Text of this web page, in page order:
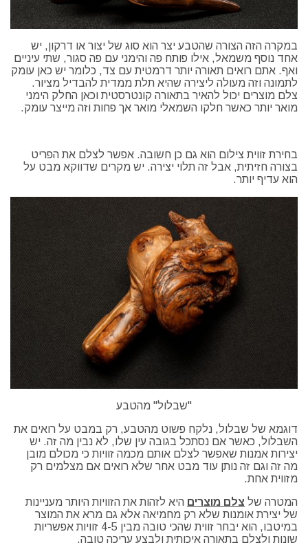
במקרה הזה הצורה שהטבע יצר הוא סוג של יצור או דרקון, יש
אחד נוסף משמאל, אילו פותח פה והימני עם פה סגור, שתי עיניים
ואף. אתם רואים תאורה יותר דרמטית עם צד, כלומר יש כאן עומק
לתמונה וזה מעולה ליצירה שהיא תלת ממדית להבדיל מציור.
צלם מוצרים יכול להאיר בתאורה קונטרסטית וכאן החלק הימני
מואר יותר כאשר חלקו השמאלי מואר אך פחות וזה מייצר עומק.
בחירת זווית צילום הוא גם כן חשובה. אפשר לצלם את הפריט
בצורה חזיתית, אבל זה תלוי יצירה. יש מקרים שדווקא מבט על
הוא עדיף יותר.
"שבלול" מהטבע
דוגמא של שבלול, נלקח פשוט מהטבע, רק במבט על רואים את
השבלול, כאשר אם נסתכל בגובה עין שלו, לא נבין מה זה. יש
יצירות אמנות שאפשר לצלם אותם מכמה זוויות כי מכולם מובן
מה זה וגם זה נותן עוד מבט אחר שלא רואים אם מצלמים רק
מזווית אחת.
המטרה של צלם מוצרים היא לזהות את הזוויות היותר מעניינות
של יצירת אומנות שלא רק מחמיאה אלא גם מרא את המוצר
במיטבו, הוא יבחר זווית שהכי טובה מבין 4-5 זוויות אפשריות
שונות ולצלם בתאורה איכותית ולבצע עריכה טובה.